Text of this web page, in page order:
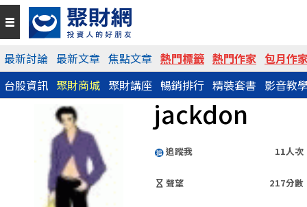
最新討論 最新文章 焦點文章 熱門標籤 熱門作家 包月作
台股資訊 聚財商城 聚財講座 暢銷排行 精裝套書 影音教
jackdon
追蹤我 11人次
聲望 217分數
QR Code
https://www.wearn.com/blog.asp?id=25027
分享網址